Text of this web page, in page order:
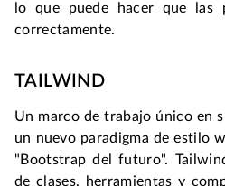
lo que puede hacer que las
correctamente.
TAILWIND
Un marco de trabajo único en
un nuevo paradigma de estilo
"Bootstrap del futuro".
de clases, herramientas y